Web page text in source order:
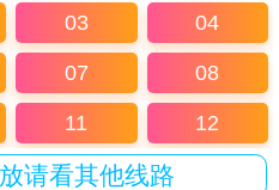
03 04
07 08
11 12
请看其他线路